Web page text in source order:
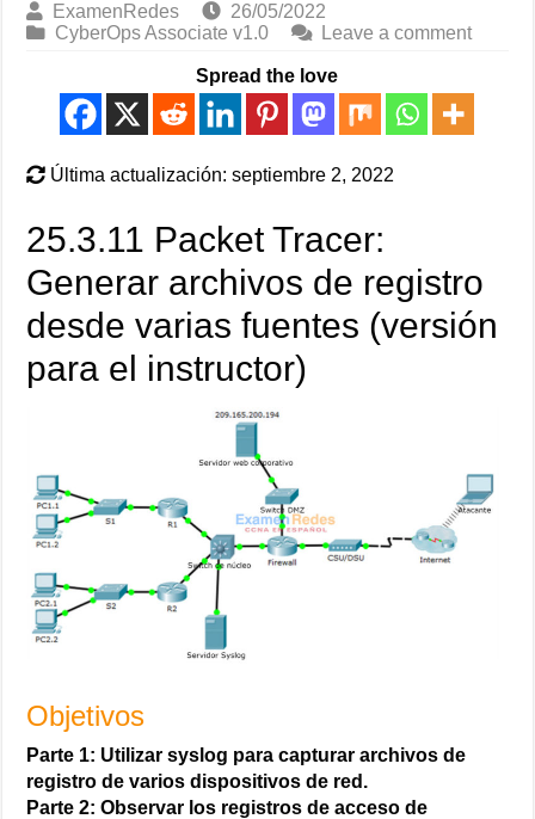
ExamenRedes
26/05/2022
CyberOps Associate v1.0
Leave a comment
Spread the love
Última actualización: septiembre 2, 2022
25.3.11 Packet Tracer:
Generar archivos de registro
desde varias fuentes (versión
para el instructor)
Objetivos
Parte 1: Utilizar syslog para capturar archivos de
registro de varios dispositivos de red.
Parte 2: Observar los registros de acceso de